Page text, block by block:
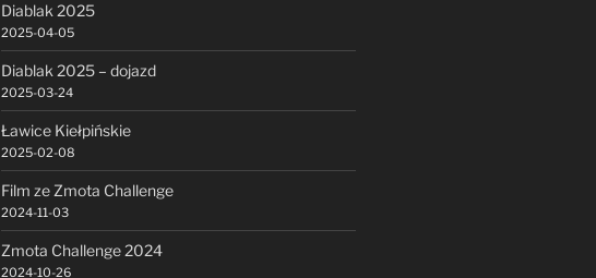
Diablak 2025
2025-04-05
Diablak 2025 – dojazd
2025-03-24
Ławice Kiełpińskie
2025-02-08
Film ze Zmota Challenge
2024-11-03
Zmota Challenge 2024
2024-10-26